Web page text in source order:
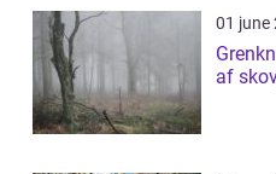
01 june
af